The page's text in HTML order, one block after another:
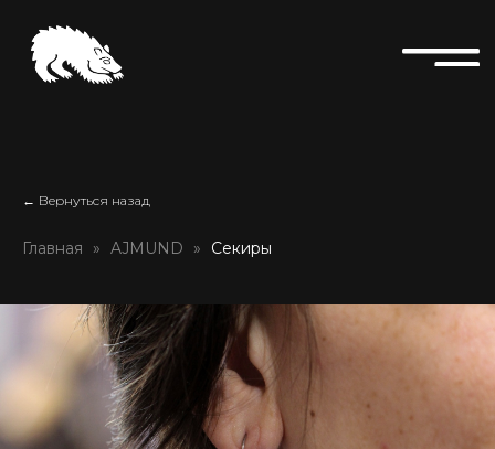
← Вернуться назад
Главная AJMUND Секиры